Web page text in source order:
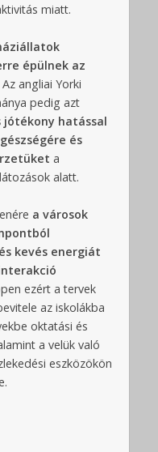
miatt.
épülnek az
Az angliai Yorki
pedig azt
hatással
és
a
alatt.
a városok
kevés energiát
ezért a tervek
az iskolákba
oktatási és
a velük való
eszközökön